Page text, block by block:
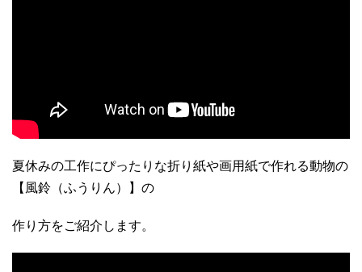
夏休みの工作にぴったりな折り紙や画用紙で作れる動物の
【風鈴（ふうりん）】の
作り方をご紹介します。